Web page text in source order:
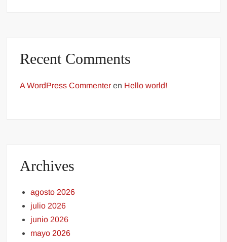
Recent Comments
A WordPress Commenter en Hello world!
Archives
agosto 2026
julio 2026
junio 2026
mayo 2026